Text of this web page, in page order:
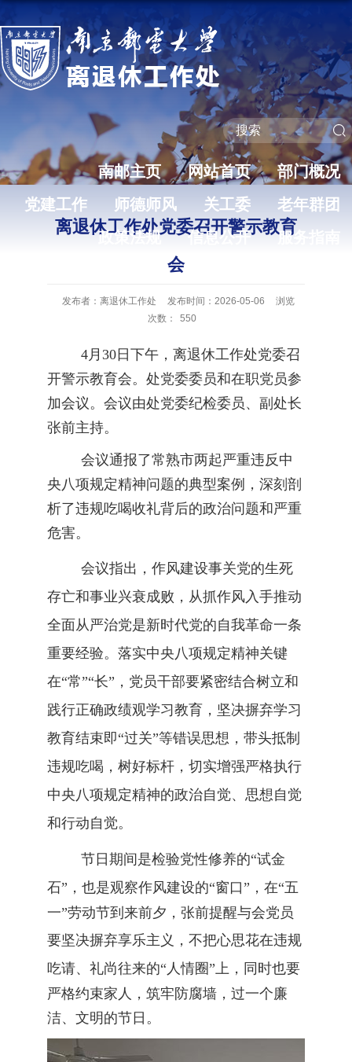
南邮主页 网站首页
部门概况
党建工作
师德师风 关工委
老年群团
政策法规
信息公开 服务指南
离退休工作处党委召开警示教育
会
发布者：离退休工作处 发布时间：2026-05-06
浏览
次数：
550
4月30日下午，离退休工作处党委召
开警示教育会。处党委委员和在职党员参
加会议。会议由处党委纪检委员、副处长
张前主持。
会议通报了常熟市两起严重违反中
央八项规定精神问题的典型案例 ， 深刻剖
析了违规吃喝收礼背后的政治问题和严重
危害。
会议指出，作风建设事关党的生死
存亡和事业兴衰成败，从抓作风入手推动
全面从严治党是新时代党的自我革命一条
重要经验。落实中央八项规定精神关键
在“常”“长”，党员干部要紧密结合树立和
践行正确政绩观学习教育，坚决摒弃学习
教育结束即“过关”等错误思想，带头抵制
违规吃喝，树好标杆，切实增强严格执行
中央八项规定精神的政治自觉、思想自觉
和行动自觉。
节日期间是检验党性修养的“试金
石”，也是观察作风建设的“窗口” ， 在“五
一”劳动节到来前夕，张前提醒与会党员
要坚决摒弃享乐主义 ， 不把心思花在违规
吃请、礼尚往来的“人情圈”上 ， 同时也要
严格约束家人 ，筑牢防腐墙 ， 过一个廉
洁、文明的节 日 。